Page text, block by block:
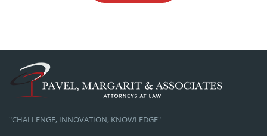
"CHALLENGE, INNOVATION, KNOWLEDGE"